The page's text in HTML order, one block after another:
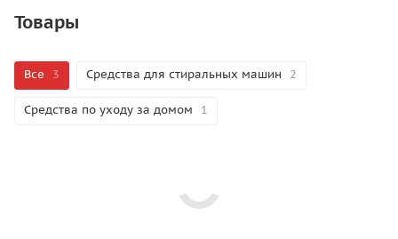
Товары
Все 3 Средства для стиральных машин 2
Средства по уходу за домом 1